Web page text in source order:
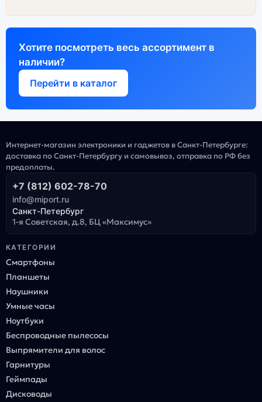
Хотите посмотреть весь ассортимент в
наличии?
Перейти в каталог
Интернет-магазин электроники и гаджетов в Санкт-Петербурге:
доставка по Санкт-Петербургу и самовывоз, отправка по РФ без
предоплаты.
+7 (812) 602-78-70
info@miport.ru
Санкт-Петербург
1-я Советская, д.8, БЦ «Максимус»
КАТЕГОРИИ
Смартфоны
Планшеты
Наушники
Умные часы
Ноутбуки
Беспроводные пылесосы
Выпрямители для волос
Гарнитуры
Геймпады
Дисководы